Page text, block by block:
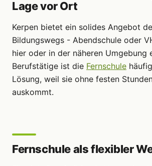
Lage vor Ort
Kerpen bietet ein solides Angebot
Bildungswegs - Abendschule oder
hier oder in der näheren Umgebung
Berufstätige ist die Fernschule
Lösung, weil sie ohne festen
auskommt.
Fernschule als flexibler